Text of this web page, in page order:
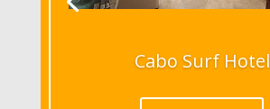
Cabo Surf Hotel